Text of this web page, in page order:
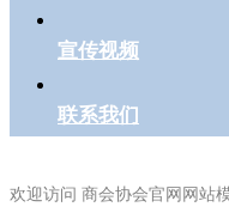
宣传视频
联系我们
欢迎访问 商会协会官网网站